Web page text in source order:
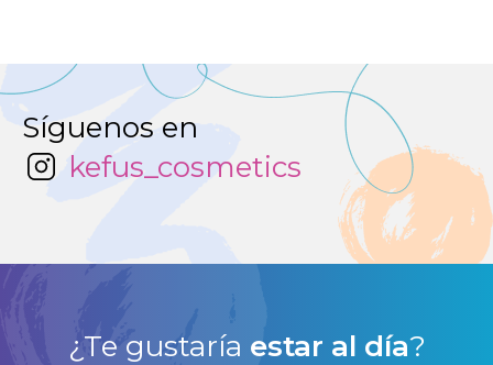
Síguenos en
kefus_cosmetics
¿Te gustaría estar al día?